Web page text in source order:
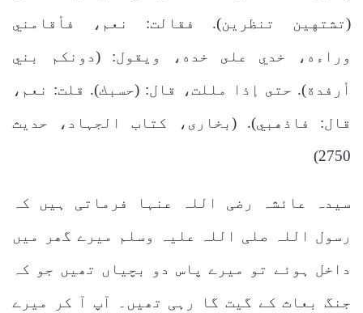
(تشتهين تنظرين). فقالت: نعم، فأقامني
وراءه، خدي على خده، ويقول: (دونكم بني
أرفدة). حتى إذا مللت، قال: (حسبك). قلت: نعم،
قال: فاذهبي). (بخاری، کتاب الجہاد، حدیث
2750)
سیدہ عائشہ رضی اللہ عنہا فرماتی ہیں کہ
رسول اللہ صلی اللہ علیہ وسلم میرے گھر میں
داخل ہوئے تو میرے پاس دو بچیاں تھیں جو کہ
جنگ بعاث کے گیت گا رہی تھیں۔ آپ آ کر میرے